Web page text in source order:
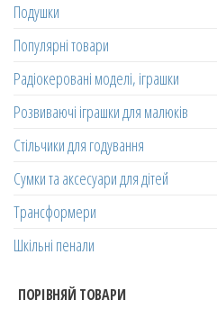
Подушки
Популярні товари
Радіокеровані моделі, іграшки
Розвиваючі іграшки для малюків
Стільчики для годування
Сумки та аксесуари для дітей
Трансформери
Шкільні пенали
ПОРІВНЯЙ ТОВАРИ